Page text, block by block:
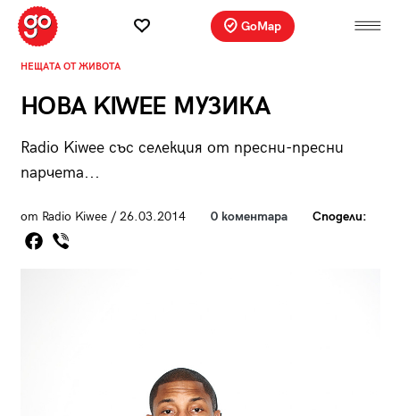
GoMap
НЕЩАТА ОТ ЖИВОТА
НОВА KIWEE МУЗИКА
Radio Kiwee със селекция от пресни-пресни
парчета...
от Radio Kiwee / 26.03.2014 0 коментара Сподели: